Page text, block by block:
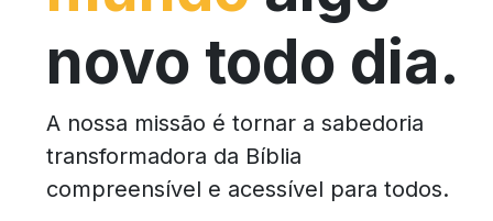
novo todo dia.
A nossa missão é tornar a sabedoria
transformadora da Bíblia
compreensível e acessível para todos.